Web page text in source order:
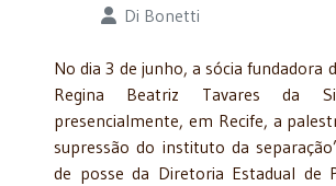
Detalhes Di Bonetti
No dia 3 de junho, a sócia fundadora
Regina Beatriz Tavares da
presencialmente, em Recife, a
supressão do instituto da
de posse da Diretoria Estadual de